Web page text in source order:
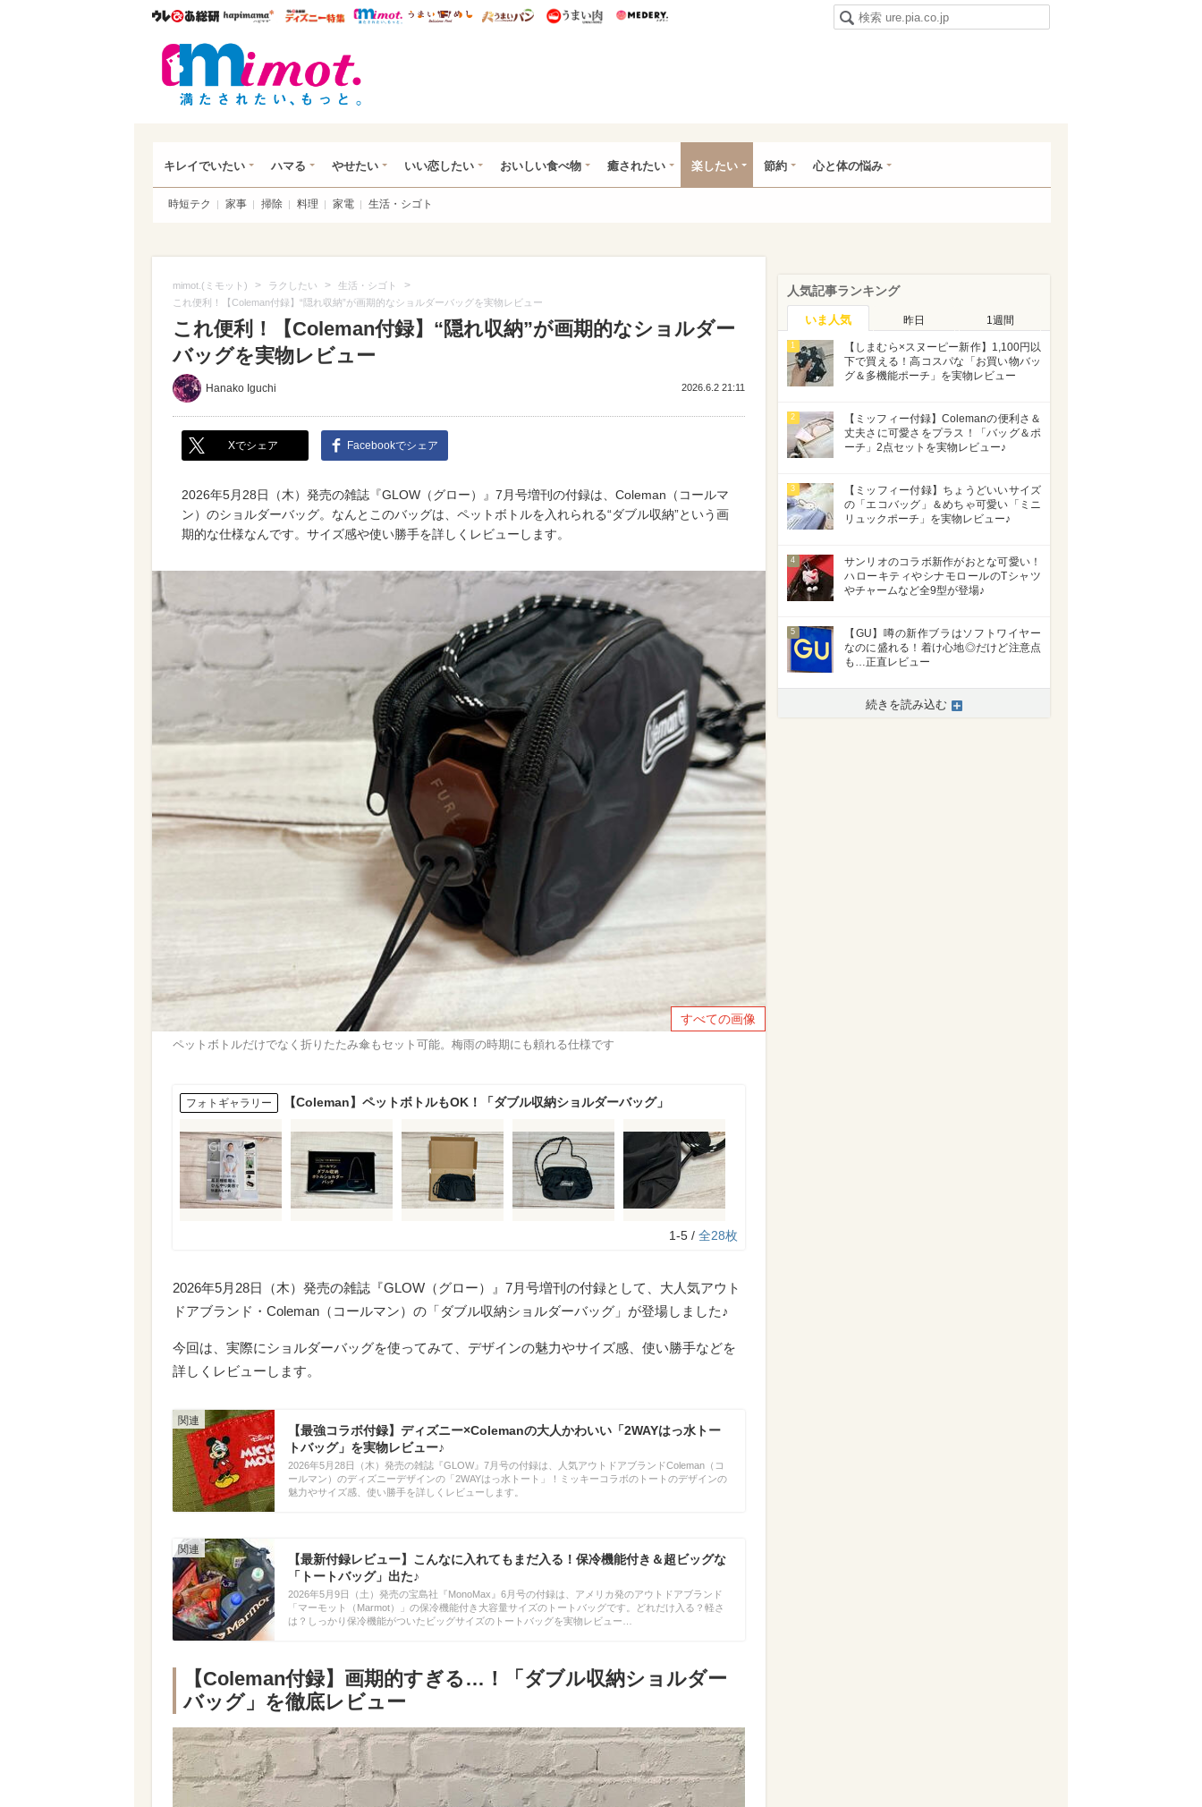
ウレぴあ総研ハピママ* ウレぴあ総研 ディズニー特集
mimot. うまいめし うまいパン うまい肉
キレイでいたい ハマる やせたい いい恋したい おいしい食べ物 癒されたい 楽したい 節約 心と体の悩み
時短テク 家事 掃除 料理 家電 生活・シゴト
mimot.(ミモット) > ラクしたい > 生活・シゴト >
これ便利！【Coleman付録】“隠れ収納”が画期的なショルダーバッグを実物レビュー
これ便利！【Coleman付録】“隠れ収納”が画期的なショルダー
バッグを実物レビュー
Hanako Iguchi 2026.6.2 21:11
Xでシェア Facebookでシェア
2026年5月28日（木）発売の雑誌『GLOW（グロー）』7月号増刊の付録は、Coleman（コールマ
ン）のショルダーバッグ。なんとこのバッグは、ペットボトルを入れられる“ダブル収納”という画
期的な仕様なんです。サイズ感や使い勝手を詳しくレビューします。
すべての画像
ペットボトルだけでなく折りたたみ傘もセット可能。梅雨の時期にも頼れる仕様です
フォトギャラリー 【Coleman】ペットボトルもOK！「ダブル収納ショルダーバッグ」
1-5 / 全28枚
2026年5月28日（木）発売の雑誌『GLOW（グロー）』7月号増刊の付録として、大人気アウト
ドアブランド・Coleman（コールマン）の「ダブル収納ショルダーバッグ」が登場しました♪
今回は、実際にショルダーバッグを使ってみて、デザインの魅力やサイズ感、使い勝手などを
詳しくレビューします。
【最強コラボ付録】ディズニー×Colemanの大人かわいい「2WAYはっ水トー
トバッグ」を実物レビュー♪
2026年5月28日（木）発売の雑誌『GLOW』7月号の付録は、人気アウトドアブランドColeman（コ
ールマン）のディズニーデザインの「2WAYはっ水トート」！ミッキーコラボのトートのデザインの
魅力やサイズ感、使い勝手を詳しくレビューします。
【最新付録レビュー】こんなに入れてもまだ入る！保冷機能付き＆超ビッグな
「トートバッグ」出た♪
2026年5月9日（土）発売の宝島社『MonoMax』6月号の付録は、アメリカ発のアウトドアブランド
「マーモット（Marmot）」の保冷機能付き大容量サイズのトートバッグです。どれだけ入る？軽さ
は？しっかり保冷機能がついたビッグサイズのトートバッグを実物レビュー…
【Coleman付録】画期的すぎる…！「ダブル収納ショルダー
バッグ」を徹底レビュー
人気記事ランキング
いま人気 昨日 1週間
1
【しまむら×スヌーピー新作】1,100円以
下で買える！高コスパな「お買い物バッ
グ＆多機能ポーチ」を実物レビュー
2
【ミッフィー付録】Colemanの便利さ＆
丈夫さに可愛さをプラス！「バッグ＆ポ
ーチ」2点セットを実物レビュー♪
3
【ミッフィー付録】ちょうどいいサイズ
の「エコバッグ」＆めちゃ可愛い「ミニ
リュックポーチ」を実物レビュー♪
4
サンリオのコラボ新作がおとな可愛い！
ハローキティやシナモロールのTシャツ
やチャームなど全9型が登場♪
5
【GU】噂の新作ブラはソフトワイヤー
なのに盛れる！着け心地◎だけど注意点
も…正直レビュー
続きを読み込む